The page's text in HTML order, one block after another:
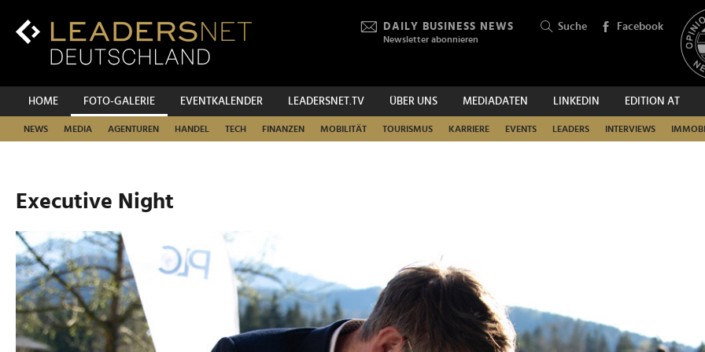
Inhalt
Hauptnavigation
DAILY BUSINESS NEWS
Newsletter abonnieren
Suche Facebook
HOME FOTO-GALERIE EVENTKALENDER LEADERSNET.TV ÜBER UNS MEDIADATEN LINKEDIN EDITION AT
NEWS MEDIA AGENTUREN HANDEL TECH FINANZEN MOBILITÄT TOURISMUS KARRIERE EVENTS LEADERS INTERVIEWS
SUCHEN
Executive Night